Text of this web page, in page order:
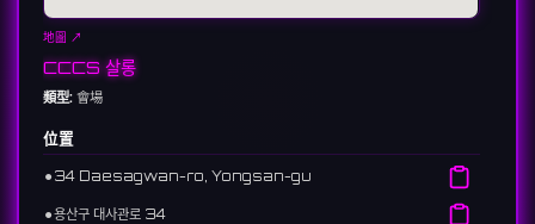
地圖 ↗
CCCS 살롱
類型: 會場
位置
⚫︎ 34 Daesagwan-ro, Yongsan-gu
⚫︎용산구 대사관로 34